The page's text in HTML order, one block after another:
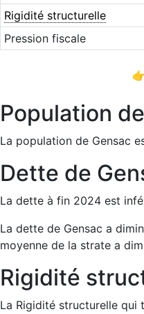
Rigidité structurelle
Pression fiscale
Population de
La population de Gensac
Dette de
La dette à fin 2024 est
La dette de Gensac a
moyenne de la strate a
Rigidité
La Rigidité structurelle qui